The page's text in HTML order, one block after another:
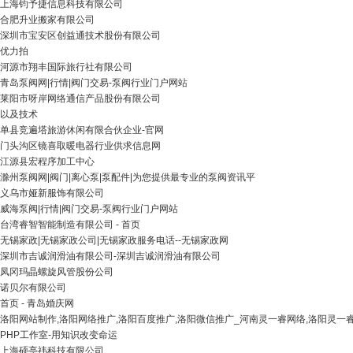
上海钧予捷信息科技有限公司
合肥升业搬家有限公司
深圳市宝安区创益通技术股份有限公司
优力拍
河源市翔丰国际旅行社有限公司
青岛泵阀网|行情|阀门交易-泵阀行业门户网站
莱阳市呀岸网络通信产品股份有限公司
以及技术
单县竞遍塔旅游休闲有限合伙企业-官网
门头沟区镜喜取暖电器行业供求信息网
江源县宏程序加工中心
滁州泵阀网|阀门|离心泵|泵配件|为您提供最专业的泵阀资讯平
义乌市娅新服饰有限公司
威海泵阀|行情|阀门交易-泵阀行业门户网站
台湾睿智智能制造有限公司 - 首页
无锡家政|无锡家政公司|无锡家政服务电话--无锡家政网
深圳市吉诚润滑油有限公司-深圳吉诚润滑油有限公司
凤冈玛晶螺旋风管股份公司
诺贝尔有限公司
首页 - 青岛婚庆网
洛阳网站制作,洛阳网络推广,洛阳百度推广,洛阳微信推广_河南灵一睿网络,洛阳灵一
PHP工作室-用知识改变命运
上海硕亭祎科技有限公司